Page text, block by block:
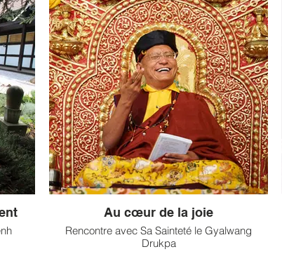
les
ans.
son
par
du
Shangpa Rinpoché né en 1960, a été reconnu
comme une incarnation du grand yogi
Shangpa, disciple du 15e Karmapa.
De passage à Paris à l’Espace Bouddhiste
Tibétain, nous avons suivi son enseignement
pendant deux jours (...)
Au cœur de la joie
Rencontre avec Sa Sainteté le Gyalwang
Drukpa